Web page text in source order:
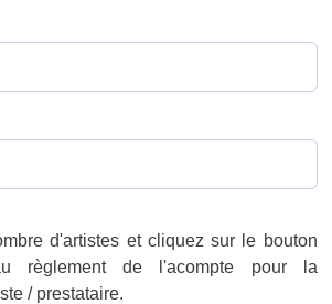
d'artistes et cliquez sur le bouton
règlement de l'acompte pour la
/ prestataire.